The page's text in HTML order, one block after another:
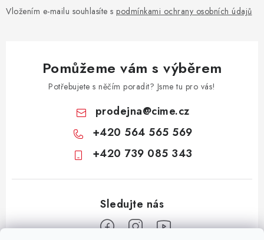
v
Vložením e-mailu souhlasíte s podmínkami ochrany osobních údajů
Pomůžeme vám s výběrem
Potřebujete s něčím poradit? Jsme tu pro vás!
prodejna@cime.cz
+420 564 565 569
+420 739 085 343